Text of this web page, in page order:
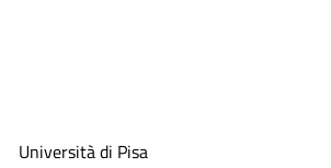
Università di Pisa